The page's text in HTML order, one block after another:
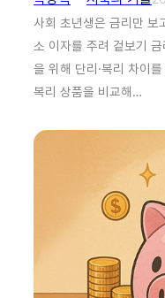
사회 초년생은 금리만 보
소 이자를 주려 겉보기
을 위해 단리·복리 차이
복리 상품을 비교해…